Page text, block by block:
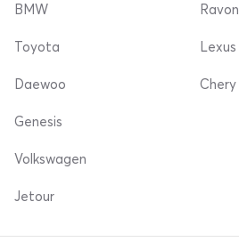
BMW
Toyota
Daewoo
Ravon
Lexus
Chery
Genesis
Volkswagen
Jetour